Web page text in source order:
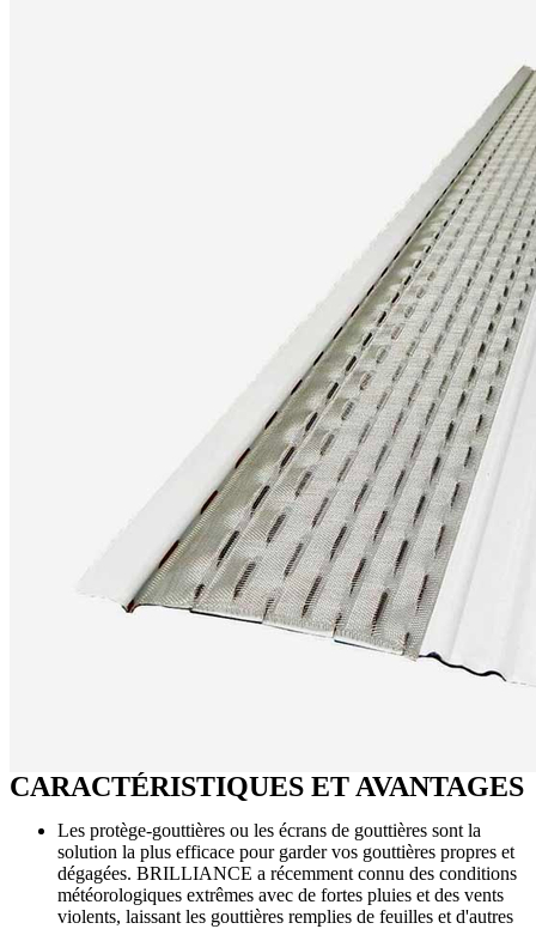
CARACTÉRISTIQUES ET AVANTAGES
Les protège-gouttières ou les écrans de gouttières sont la
solution la plus efficace pour garder vos gouttières propres et
dégagées. BRILLIANCE a récemment connu des conditions
météorologiques extrêmes avec de fortes pluies et des vents
violents, laissant les gouttières remplies de feuilles et d'autres